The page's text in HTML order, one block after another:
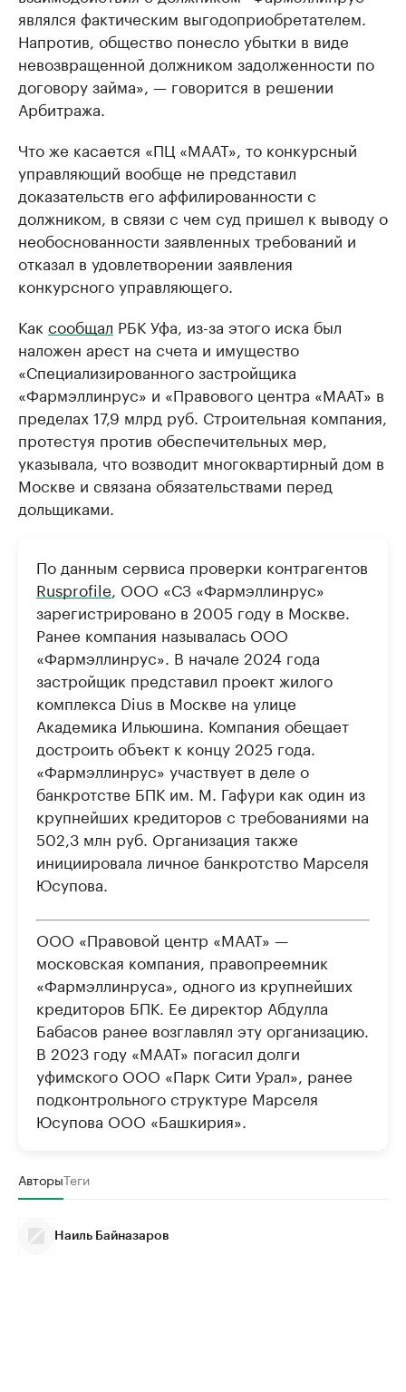
являлся фактическим выгодоприобретателем.
Напротив, общество понесло убытки в виде
невозвращенной должником задолженности по
договору займа», — говорится в решении
Арбитража.
Что же касается «ПЦ «МААТ», то конкурсный
управляющий вообще не представил
доказательств его аффилированности с
должником, в связи с чем суд пришел к выводу о
необоснованности заявленных требований и
отказал в удовлетворении заявления
конкурсного управляющего.
Как сообщал РБК Уфа, из-за этого иска был
наложен арест на счета и имущество
«Специализированного застройщика
«Фармэллинрус» и «Правового центра «МААТ» в
пределах 17,9 млрд руб. Строительная компания,
протестуя против обеспечительных мер,
указывала, что возводит многоквартирный дом в
Москве и связана обязательствами перед
дольщиками.
По данным сервиса проверки контрагентов
Rusprofile, ООО «СЗ «Фармэллинрус»
зарегистрировано в 2005 году в Москве.
Ранее компания называлась ООО
«Фармэллинрус». В начале 2024 года
застройщик представил проект жилого
комплекса Dius в Москве на улице
Академика Ильюшина. Компания обещает
достроить объект к концу 2025 года.
«Фармэллинрус» участвует в деле о
банкротстве БПК им. М. Гафури как один из
крупнейших кредиторов с требованиями на
502,3 млн руб. Организация также
инициировала личное банкротство Марселя
Юсупова.
ООО «Правовой центр «МААТ» —
московская компания, правопреемник
«Фармэллинруса», одного из крупнейших
кредиторов БПК. Ее директор Абдулла
Бабасов ранее возглавлял эту организацию.
В 2023 году «МААТ» погасил долги
уфимского ООО «Парк Сити Урал», ранее
подконтрольного структуре Марселя
Юсупова ООО «Башкирия».
АвторыТеги
Наиль Байназаров